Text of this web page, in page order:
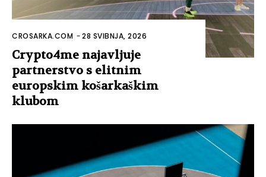
CROSARKA.COM -28 SVIBNJA, 2026
Crypto4me najavljuje
partnerstvo s elitnim
europskim košarkaškim
klubom